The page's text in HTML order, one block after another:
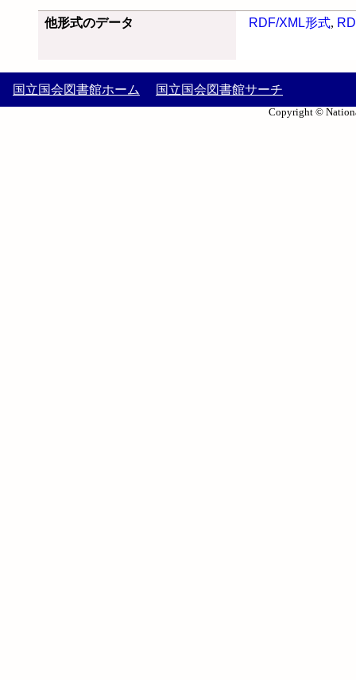
他形式のデータ RDF/XML形式,
国立国会図書館ホーム 国立国会図書館サーチ
Copyright ©